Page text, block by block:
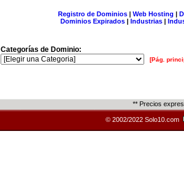
Registro de Dominios| Web Hosting |
Dominios Expirados | Industrias |
Categorías de Dominio:
[Pág.
** Precios
© 2002/2022 Solo10.com